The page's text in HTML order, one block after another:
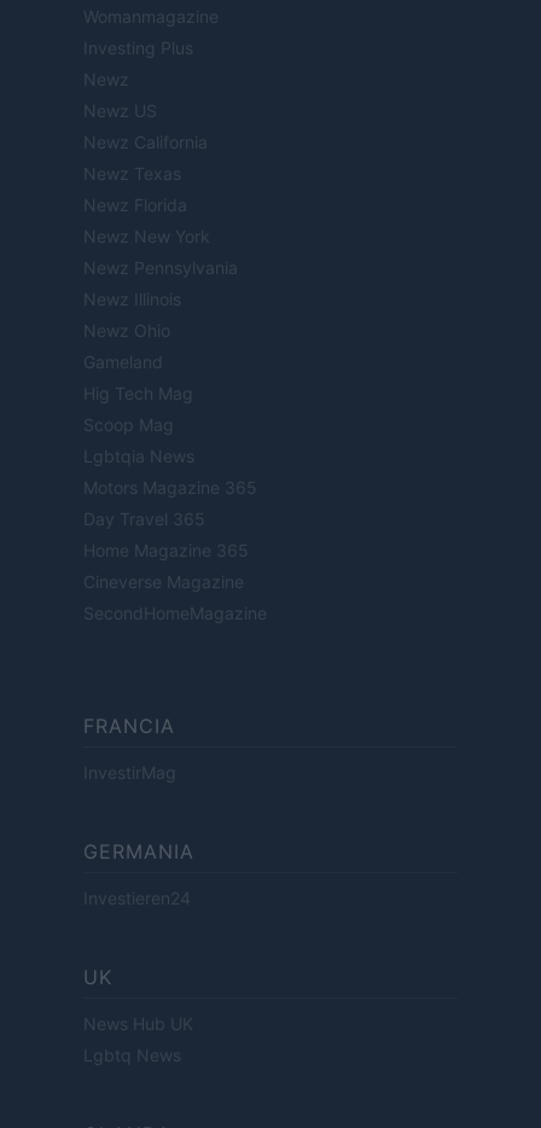
Womanmagazine
Investing Plus
Newz
Newz US
Newz California
Newz Texas
Newz Florida
Newz New York
Newz Pennsylvania
Newz Illinois
Newz Ohio
Gameland
Hig Tech Mag
Scoop Mag
Lgbtqia News
Motors Magazine 365
Day Travel 365
Home Magazine 365
Cineverse Magazine
SecondHomeMagazine
FRANCIA
InvestirMag
GERMANIA
Investieren24
UK
News Hub UK
Lgbtq News